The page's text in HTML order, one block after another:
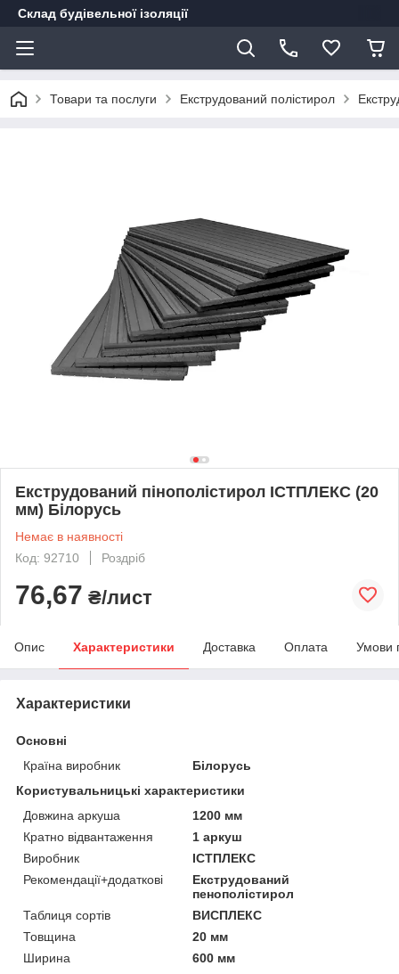
Склад будівельної ізоляції
Товари та послуги Екструдований полістирол
Екструдований пінополістирол ІСТПЛЕКС (20
мм) Білорусь
Немає в наявності
Код: 92710
Роздріб
76,67 ₴/лист
Опис Характеристики Доставка Оплата Умови
Характеристики
Основні
Країна виробник
Білорусь
Користувальницькі характеристики
Довжина аркуша
1200 мм
Кратно відвантаження
1 аркуш
Виробник
ІСТПЛЕКС
Рекомендації+додаткові
Екструдований
пенополістирол
Таблиця сортів
ВИСПЛЕКС
Товщина
20 мм
Ширина
600 мм